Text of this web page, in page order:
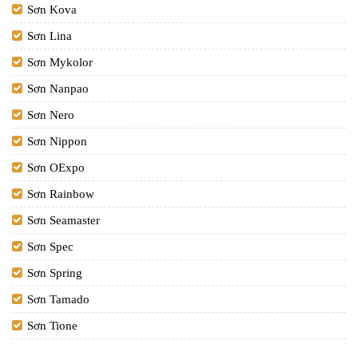
Sơn Kova
Sơn Lina
Sơn Mykolor
Sơn Nanpao
Sơn Nero
Sơn Nippon
Sơn OExpo
Sơn Rainbow
Sơn Seamaster
Sơn Spec
Sơn Spring
Sơn Tamado
Sơn Tione